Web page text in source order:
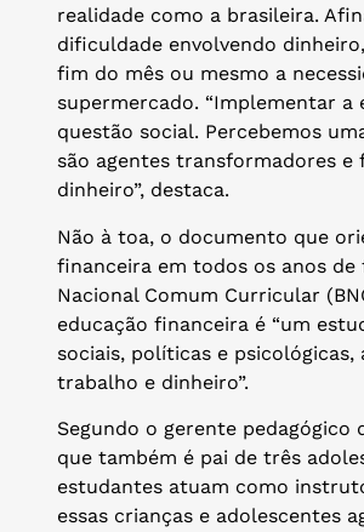
realidade como a brasileira.
dificuldade envolvendo
fim do mês ou mesmo a
supermercado. “Implementar
questão social. Percebemos
são agentes transformadores
dinheiro”, destaca.
Não à toa, o documento que
financeira em todos os anos de
Nacional Comum Curricular
educação financeira é “um
sociais, políticas e
trabalho e dinheiro”.
Segundo o gerente pedagógico
que também é pai de três
estudantes atuam como
essas crianças e adolescentes